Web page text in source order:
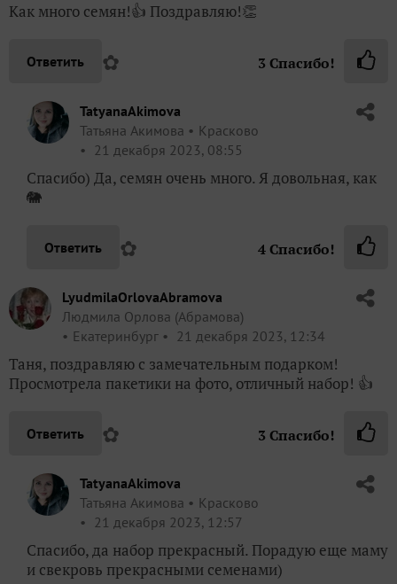
Как много семян!👍 Поздравляю!👏
Ответить ✿ 3 Спасибо!
TatyanaAkimova
Татьяна Акимова
Красково
21 декабря 2023, 08:55
Спасибо) Да, семян очень много. Я довольная, как
🐘
Ответить ✿ 4Спасибо!
LyudmilaOrlovaAbramova
Людмила Орлова (Абрамова)
Екатеринбург
21 декабря 2023, 12:34
Таня, поздравляю с замечательным подарком!
Просмотрела пакетики на фото, отличный набор! 👍
Ответить ✿ 3 Спасибо!
TatyanaAkimova
Татьяна Акимова
Красково
21 декабря 2023, 12:57
Спасибо, да набор прекрасный. Порадую еще маму
и свекровь прекрасными семенами)